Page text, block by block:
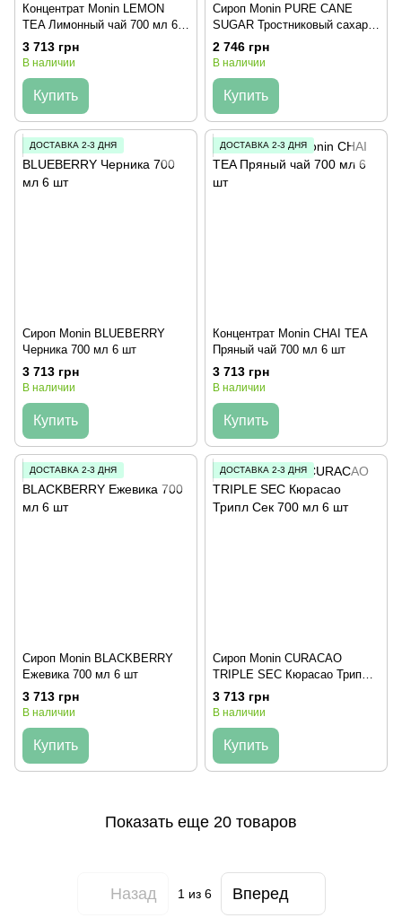
Концентрат Monin LEMON
TEA Лимонный чай 700 мл 6
шт
3 713 грн
В наличии
Купить
Сироп Monin PURE CANE
SUGAR Тростниковый сахар
700 мл 6 шт
2 746 грн
В наличии
Купить
ДОСТАВКА 2-3 ДНЯ
Сироп Monin BLUEBERRY
Черника 700 мл 6 шт
3 713 грн
В наличии
Купить
ДОСТАВКА 2-3 ДНЯ
Концентрат Monin CHAI TEA
Пряный чай 700 мл 6 шт
3 713 грн
В наличии
Купить
ДОСТАВКА 2-3 ДНЯ
Сироп Monin BLACKBERRY
Ежевика 700 мл 6 шт
3 713 грн
В наличии
Купить
ДОСТАВКА 2-3 ДНЯ
Сироп Monin CURACAO
TRIPLE SEC Кюрасао Трипл
Сек 700 мл 6 шт
3 713 грн
В наличии
Купить
Показать еще 20 товаров
Назад 1из 6 Вперед